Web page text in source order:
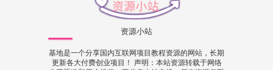
资源小站
基地是一个分享国内互联网项目教程资源的网站，长期
更新各大付费创业项目！ 声明：本站资源转载于网络